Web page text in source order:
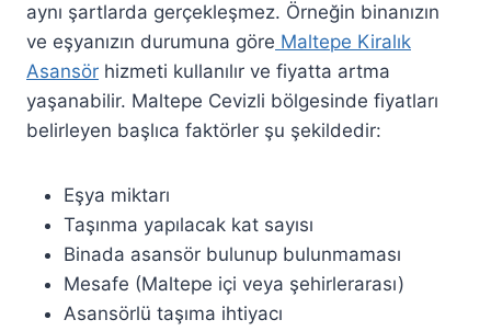
aynı şartlarda gerçekleşmez. Örneğin binanızın
ve eşyanızın durumuna göre Maltepe Kiralık
Asansör hizmeti kullanılır ve fiyatta artma
yaşanabilir. Maltepe Cevizli bölgesinde fiyatları
belirleyen başlıca faktörler şu şekildedir:
Eşya miktarı
Taşınma yapılacak kat sayısı
Binada asansör bulunup bulunmaması
Mesafe (Maltepe içi veya şehirlerarası)
Asansörlü taşıma ihtiyacı